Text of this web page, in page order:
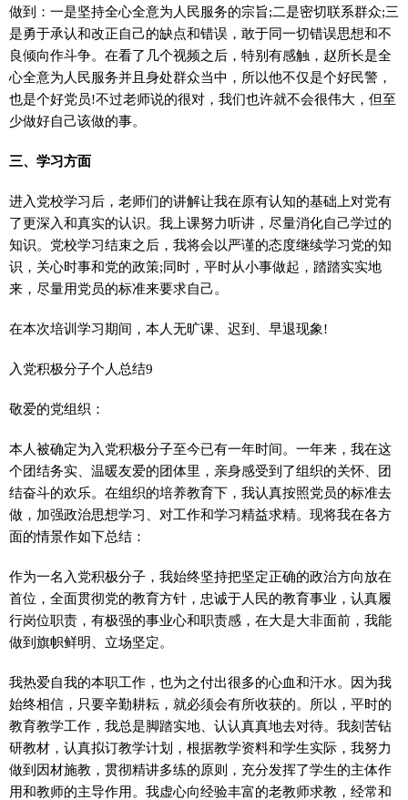
做到：一是坚持全心全意为人民服务的宗旨;二是密切联系群众;三
是勇于承认和改正自己的缺点和错误，敢于同一切错误思想和不
良倾向作斗争。在看了几个视频之后，特别有感触，赵所长是全
心全意为人民服务并且身处群众当中，所以他不仅是个好民警，
也是个好党员!不过老师说的很对，我们也许就不会很伟大，但至
少做好自己该做的事。
三、学习方面
进入党校学习后，老师们的讲解让我在原有认知的基础上对党有
了更深入和真实的认识。我上课努力听讲，尽量消化自己学过的
知识。党校学习结束之后，我将会以严谨的态度继续学习党的知
识，关心时事和党的政策;同时，平时从小事做起，踏踏实实地
来，尽量用党员的标准来要求自己。
在本次培训学习期间，本人无旷课、迟到、早退现象!
入党积极分子个人总结9
敬爱的党组织：
本人被确定为入党积极分子至今已有一年时间。一年来，我在这
个团结务实、温暖友爱的团体里，亲身感受到了组织的关怀、团
结奋斗的欢乐。在组织的培养教育下，我认真按照党员的标准去
做，加强政治思想学习、对工作和学习精益求精。现将我在各方
面的情景作如下总结：
作为一名入党积极分子，我始终坚持把坚定正确的政治方向放在
首位，全面贯彻党的教育方针，忠诚于人民的教育事业，认真履
行岗位职责，有极强的事业心和职责感，在大是大非面前，我能
做到旗帜鲜明、立场坚定。
我热爱自我的本职工作，也为之付出很多的心血和汗水。因为我
始终相信，只要辛勤耕耘，就必须会有所收获的。所以，平时的
教育教学工作，我总是脚踏实地、认认真真地去对待。我刻苦钻
研教材，认真拟订教学计划，根据教学资料和学生实际，我努力
做到因材施教，贯彻精讲多练的原则，充分发挥了学生的主体作
用和教师的主导作用。我虚心向经验丰富的老教师求教，经常和